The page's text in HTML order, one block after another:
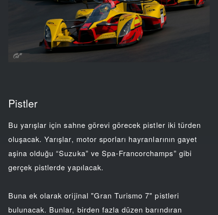
Pistler
Bu yarışlar için sahne görevi görecek pistler iki türden
oluşacak. Yarışlar, motor sporları hayranlarının gayet
aşina olduğu “Suzuka” ve Spa-Francorchamps” gibi
gerçek pistlerde yapılacak.
Buna ek olarak orijinal "Gran Turismo 7" pistleri
bulunacak. Bunlar, birden fazla düzen barındıran